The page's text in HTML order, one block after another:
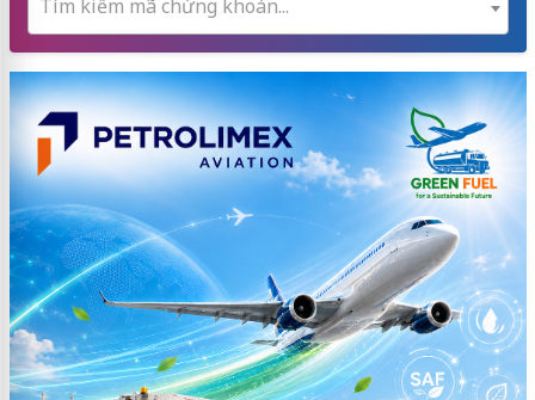
Tìm kiếm mã chứng khoán...